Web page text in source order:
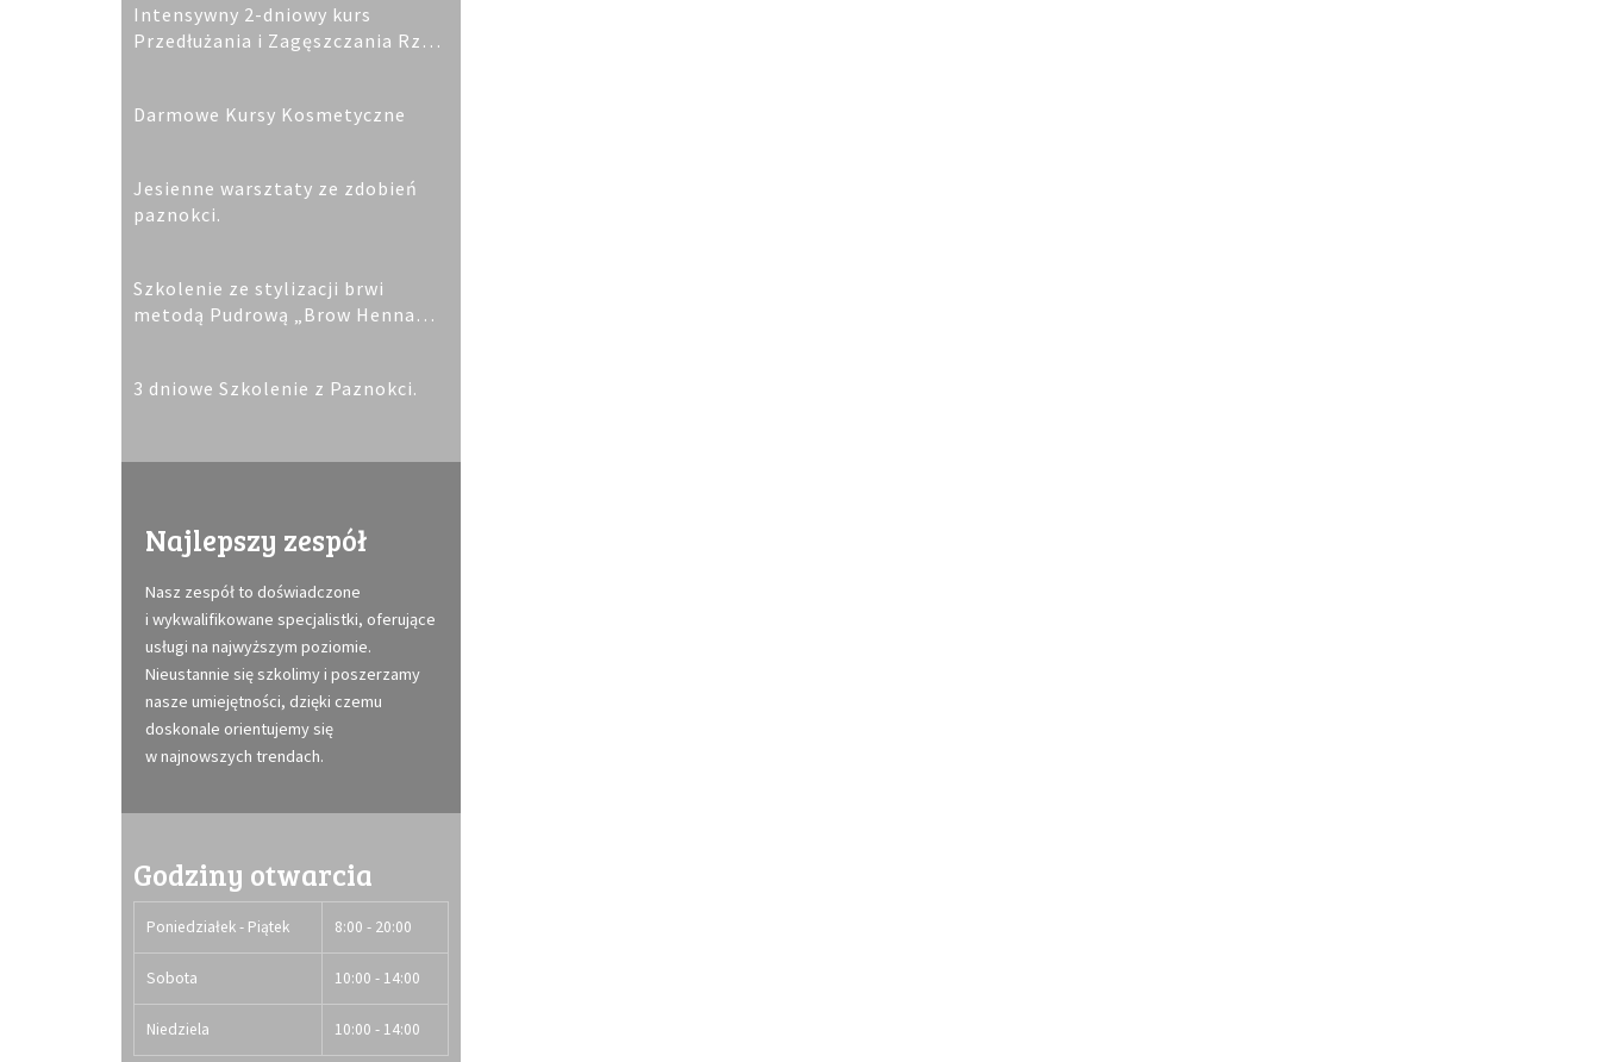
Intensywny 2-dniowy kurs
Przedłużania i Zagęszczania Rzęs
Darmowe Kursy Kosmetyczne
Jesienne warsztaty ze zdobień
paznokci.
Szkolenie ze stylizacji brwi
metodą Pudrową „Brow Henna
3 dniowe Szkolenie z Paznokci.
Najlepszy zespół
Nasz zespół to doświadczone
i wykwalifikowane specjalistki, oferujące
usługi na najwyższym poziomie.
Nieustannie się szkolimy i poszerzamy
nasze umiejętności, dzięki czemu
doskonale orientujemy się
w najnowszych trendach.
Godziny otwarcia
Poniedziałek - Piątek 8:00 - 20:00
Sobota 10:00 - 14:00
Niedziela 10:00 - 14:00